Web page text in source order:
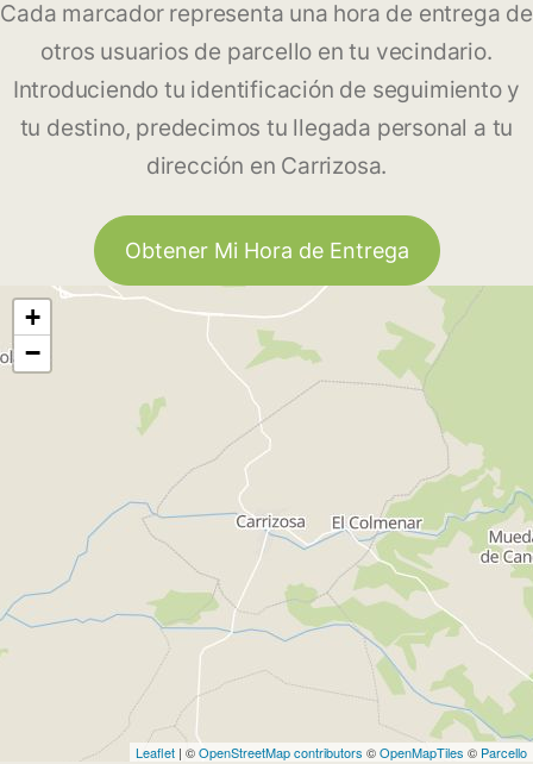
Cada marcador representa una hora de entrega de
otros usuarios de parcello en tu vecindario.
Introduciendo tu identificación de seguimiento y
tu destino, predecimos tu llegada personal a tu
dirección en Carrizosa.
Obtener Mi Hora de Entrega
+
−
Leaflet | ©OpenStreetMap contributors ©OpenMapTiles © Parcello